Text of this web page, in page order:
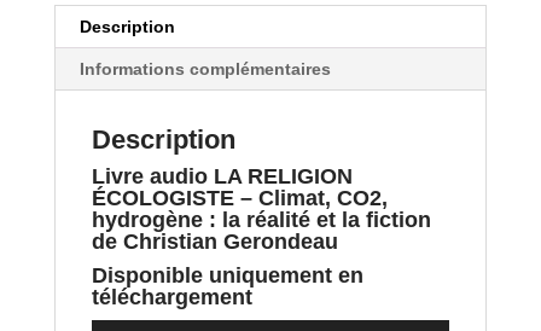
Description
Informations complémentaires
Description
Livre audio LA RELIGION
ÉCOLOGISTE – Climat, CO2,
hydrogène : la réalité et la fiction
de Christian Gerondeau
Disponible uniquement en
téléchargement